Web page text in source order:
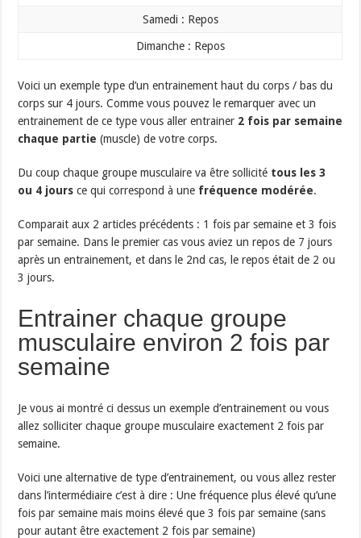
​Samedi : Repos
​Dimanche : Repos
Voici un exemple type d’un entrainement haut du corps / bas du
corps sur 4 jours. Comme vous pouvez le remarquer avec un
entrainement de ce type vous aller entrainer 2 fois par semaine
chaque partie (muscle) de votre corps.
Du coup chaque groupe musculaire va être sollicité tous les 3
ou 4 jours ce qui correspond à une fréquence modérée.
Comparait aux 2 articles précédents : 1 fois par semaine et 3 fois
par semaine. Dans le premier cas vous aviez un repos de 7 jours
après un entrainement, et dans le 2nd cas, le repos était de 2 ou
3 jours.
Entrainer chaque groupe
musculaire environ 2 fois par
semaine
Je vous ai montré ci dessus un exemple d’entrainement ou vous
allez solliciter chaque groupe musculaire exactement 2 fois par
semaine.
Voici une alternative de type d’entrainement, ou vous allez rester
dans l’intermédiaire c’est à dire : Une fréquence plus élevé qu’une
fois par semaine mais moins élevé que 3 fois par semaine (sans
pour autant être exactement 2 fois par semaine)